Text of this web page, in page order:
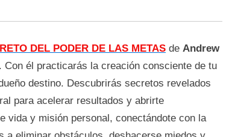
DEL PODER DE LAS METAS de Andrew
él practicarás la creación consciente de tu
destino. Descubrirás secretos revelados
para acelerar resultados y abrirte
vida y misión personal, conectándote con la